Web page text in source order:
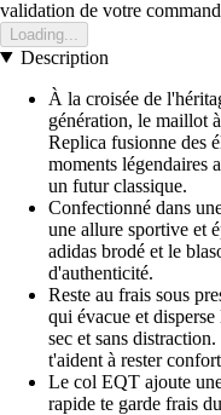
validation de votre
Loading...
Description
À la croisée de
génération, le maillot
Replica fusionne des
moments légendaires
un futur classique.
Confectionné dans
une allure sportive et
adidas brodé et le
d'authenticité.
Reste au frais sous
qui évacue et
sec et sans
t'aident à rester
Le col EQT ajoute
rapide te garde frais